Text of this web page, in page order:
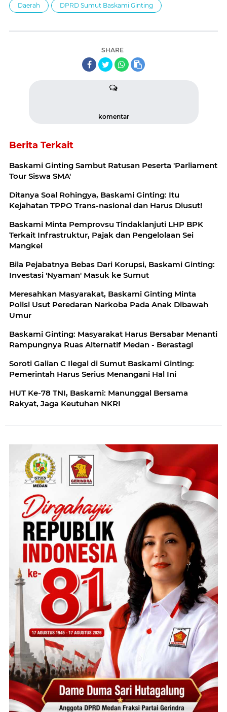
Daerah DPRD Sumut Baskami Ginting
SHARE
komentar
Berita Terkait
Baskami Ginting Sambut Ratusan Peserta 'Parliament
Tour Siswa SMA'
Ditanya Soal Rohingya, Baskami Ginting: Itu
Kejahatan TPPO Trans-nasional dan Harus Diusut!
Baskami Minta Pemprovsu Tindaklanjuti LHP BPK
Terkait Infrastruktur, Pajak dan Pengelolaan Sei
Mangkei
Bila Pejabatnya Bebas Dari Korupsi, Baskami Ginting:
Investasi 'Nyaman' Masuk ke Sumut
Meresahkan Masyarakat, Baskami Ginting Minta
Polisi Usut Peredaran Narkoba Pada Anak Dibawah
Umur
Baskami Ginting: Masyarakat Harus Bersabar Menanti
Rampungnya Ruas Alternatif Medan - Berastagi
Soroti Galian C Ilegal di Sumut Baskami Ginting:
Pemerintah Harus Serius Menangani Hal Ini
HUT Ke-78 TNI, Baskami: Manunggal Bersama
Rakyat, Jaga Keutuhan NKRI